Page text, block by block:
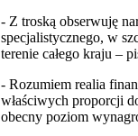
- Z troską obserwuję
specjalistycznego, w
terenie całego kraju –
- Rozumiem realia
właściwych proporcji
obecny poziom